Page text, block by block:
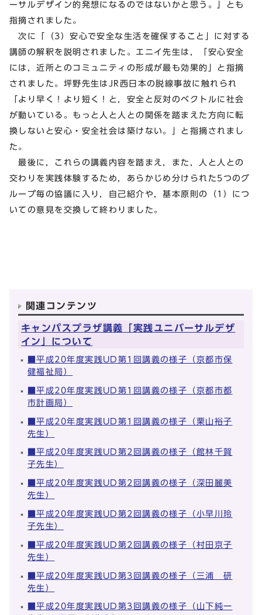
ーサルデザイン的発想になるのではないかと思う。」とも
指摘されました。
次に「（3）安心で安全な生活を確保すること」に対する
講師の解釈を説明されました。エニイ先生は，「安心安全
には，近所とのコミュニティの形成が最も効果的」と指摘
されました。坪野先生はJR西日本の脱線事故に触れられ
「より早く！より短く！と，安全と反対のベクトルに社会
が動いている。もっと人と人との関係を踏まえた方向に転
換しないと安心・安全社会は築けない。」と指摘されまし
た。
最後に，これらの講義内容を踏まえ，また，人と人との
交わりを実践体験するため，あらかじめ分けられた5つのグ
ループ毎の協議に入り，自己紹介や，基本原則の（1）につ
いての意見を交換して終わりました。
関連コンテンツ
キャンパスプラザ講義「実践ユニバーサルデザ
イン」について
■平成20年度実践UD第1回講義の様子（京都市保
健福祉局）
■平成20年度実践UD第1回講義の様子（京都市都
市計画局）
■平成20年度実践UD第1回講義の様子（栗山裕子
先生）
■平成20年度実践UD第2回講義の様子（館林千賀
子先生）
■平成20年度実践UD第2回講義の様子（深田麗美
先生）
■平成20年度実践UD第2回講義の様子（小早川玲
子先生）
■平成20年度実践UD第2回講義の様子（村田京子
先生）
■平成20年度実践UD第3回講義の様子（三浦 研
先生）
■平成20年度実践UD第3回講義の様子（山下純一